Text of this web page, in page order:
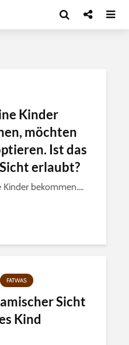
Kinder
möchten
Ist das
erlaubt?
Kinder bekommen....
FATWAS
Sicht
Kind